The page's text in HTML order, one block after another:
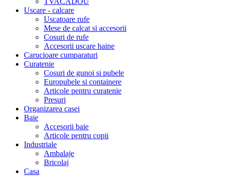
Uscare - calcare
Uscatoare rufe
Mese de calcat si accesorii
Cosuri de rufe
Accesorii uscare haine
Carucioare cumparaturi
Curatenie
Cosuri de gunoi si pubele
Europubele si containere
Articole pentru curatenie
Presuri
Organizarea casei
Baie
Accesorii baie
Articole pentru copii
Industriale
Ambalaje
Bricolaj
Casa